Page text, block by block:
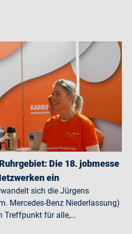
Die 18. jobmesse
ein
sich die Jürgens
Mercedes-Benz Niederlassung)
Treffpunkt für alle,…